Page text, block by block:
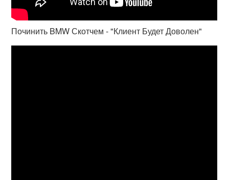
Починить BMW Скотчем - "Клиент Будет Доволен"